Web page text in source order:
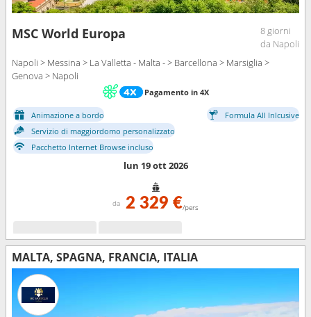
MSC World Europa
8 giorni
da Napoli
Napoli > Messina > La Valletta - Malta - > Barcellona > Marsiglia >
Genova > Napoli
Pagamento in 4X
Animazione a bordo
Formula All Inlcusive
Servizio di maggiordomo personalizzato
Pacchetto Internet Browse incluso
lun 19 ott 2026
da 2 329 €/pers
MALTA, SPAGNA, FRANCIA, ITALIA